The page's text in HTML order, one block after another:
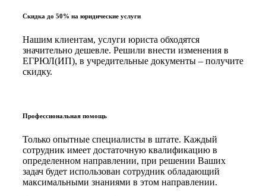
Скидка до 50% на юридические услуги
Нашим клиентам, услуги юриста обходятся
значительно дешевле. Решили внести изменения в
ЕГРЮЛ(ИП), в учредительные документы – получите
скидку.
Профессиональная помощь
Только опытные специалисты в штате. Каждый
сотрудник имеет достаточную квалификацию в
определенном направлении, при решении Ваших
задач будет использован сотрудник обладающий
максимальными знаниями в этом направлении.